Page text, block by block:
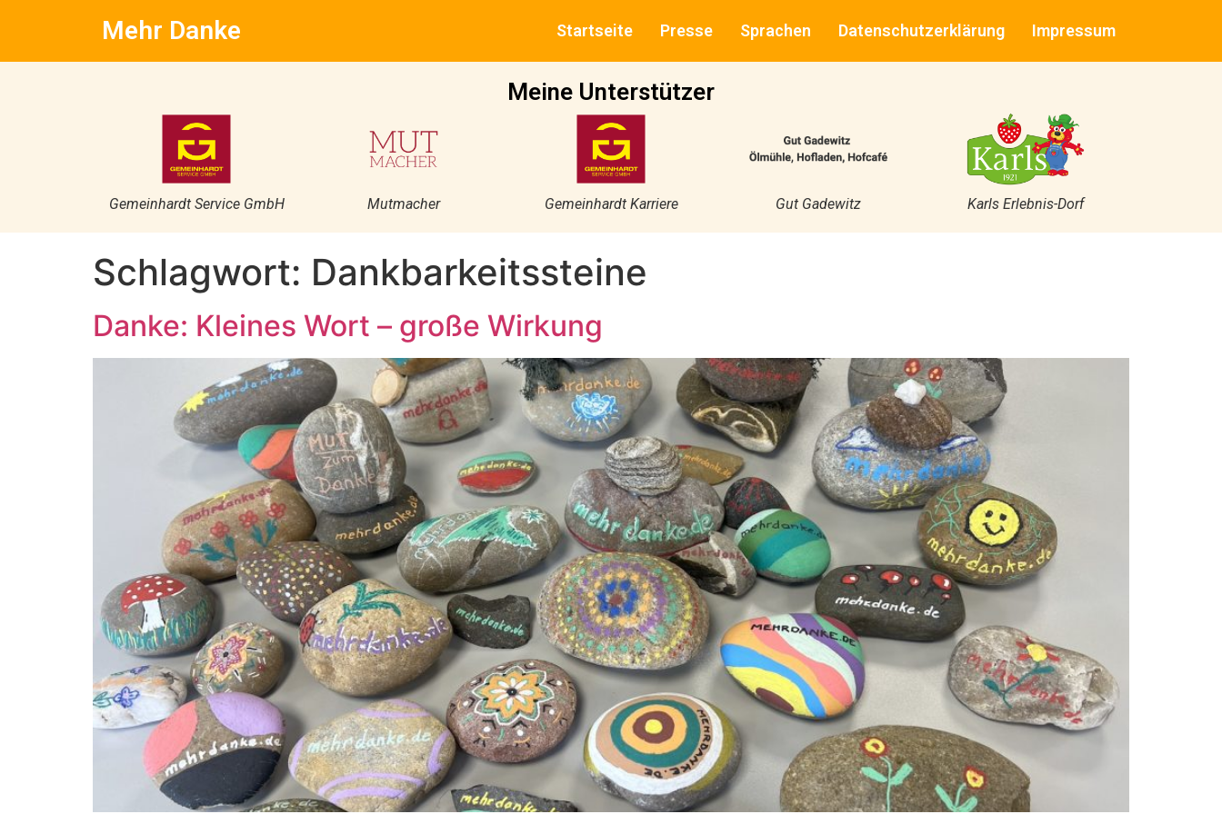
Mehr Danke Startseite Presse Sprachen Datenschutzerklärung Impressum
Meine Unterstützer
Gemeinhardt Service GmbH Mutmacher Gemeinhardt Karriere Gut Gadewitz Karls Erlebnis-Dorf
Schlagwort: Dankbarkeitssteine
Danke: Kleines Wort – große Wirkung​